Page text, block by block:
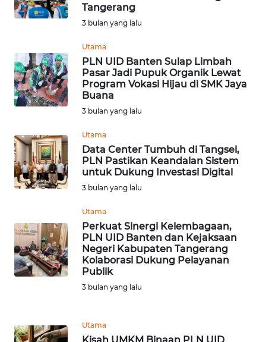
Tangerang
3 bulan yang lalu
Utama
PLN UID Banten Sulap Limbah
Pasar Jadi Pupuk Organik Lewat
Program Vokasi Hijau di SMK Jaya
Buana
3 bulan yang lalu
Utama
Data Center Tumbuh di Tangsel,
PLN Pastikan Keandalan Sistem
untuk Dukung Investasi Digital
3 bulan yang lalu
Utama
Perkuat Sinergi Kelembagaan,
PLN UID Banten dan Kejaksaan
Negeri Kabupaten Tangerang
Kolaborasi Dukung Pelayanan
Publik
3 bulan yang lalu
Utama
WN
WN
KUNINGAN
WN
WN
SUBANG
WN
PURWAKARTA